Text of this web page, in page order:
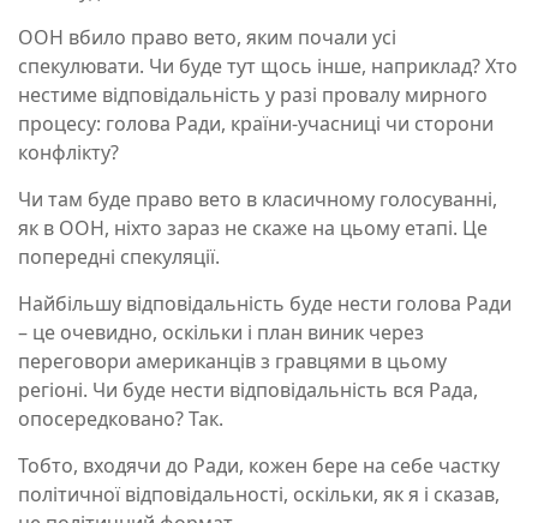
ООН вбило право вето, яким почали усі
спекулювати. Чи буде тут щось інше, наприклад? Хто
нестиме відповідальність у разі провалу мирного
процесу: голова Ради, країни-учасниці чи сторони
конфлікту?
Чи там буде право вето в класичному голосуванні,
як в ООН, ніхто зараз не скаже на цьому етапі. Це
попередні спекуляції.
Найбільшу відповідальність буде нести голова Ради
– це очевидно, оскільки і план виник через
переговори американців з гравцями в цьому
регіоні. Чи буде нести відповідальність вся Рада,
опосередковано? Так.
Тобто, входячи до Ради, кожен бере на себе частку
політичної відповідальності, оскільки, як я і сказав,